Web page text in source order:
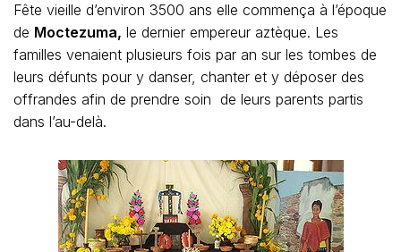
Fête vieille d’environ 3500 ans elle commença à l’époque
de Moctezuma, le dernier empereur aztèque. Les
familles venaient plusieurs fois par an sur les tombes de
leurs défunts pour y danser, chanter et y déposer des
offrandes afin de prendre soin de leurs parents partis
dans l’au-delà.